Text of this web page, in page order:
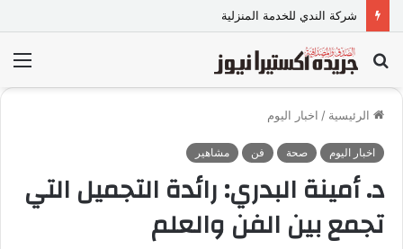
شركة الندي للخدمة المنزلية
بحث
عن
الرئيسية / اخبار اليوم
اخبار اليوم صحة فن مشاهير
د. أمينة البدري: رائدة التجميل التي
تجمع بين الفن والعلم